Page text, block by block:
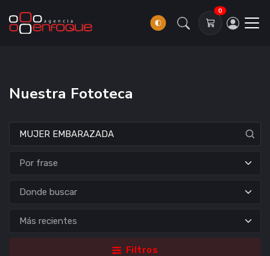
0
Nuestra Fototeca
Donde buscar
Filtros